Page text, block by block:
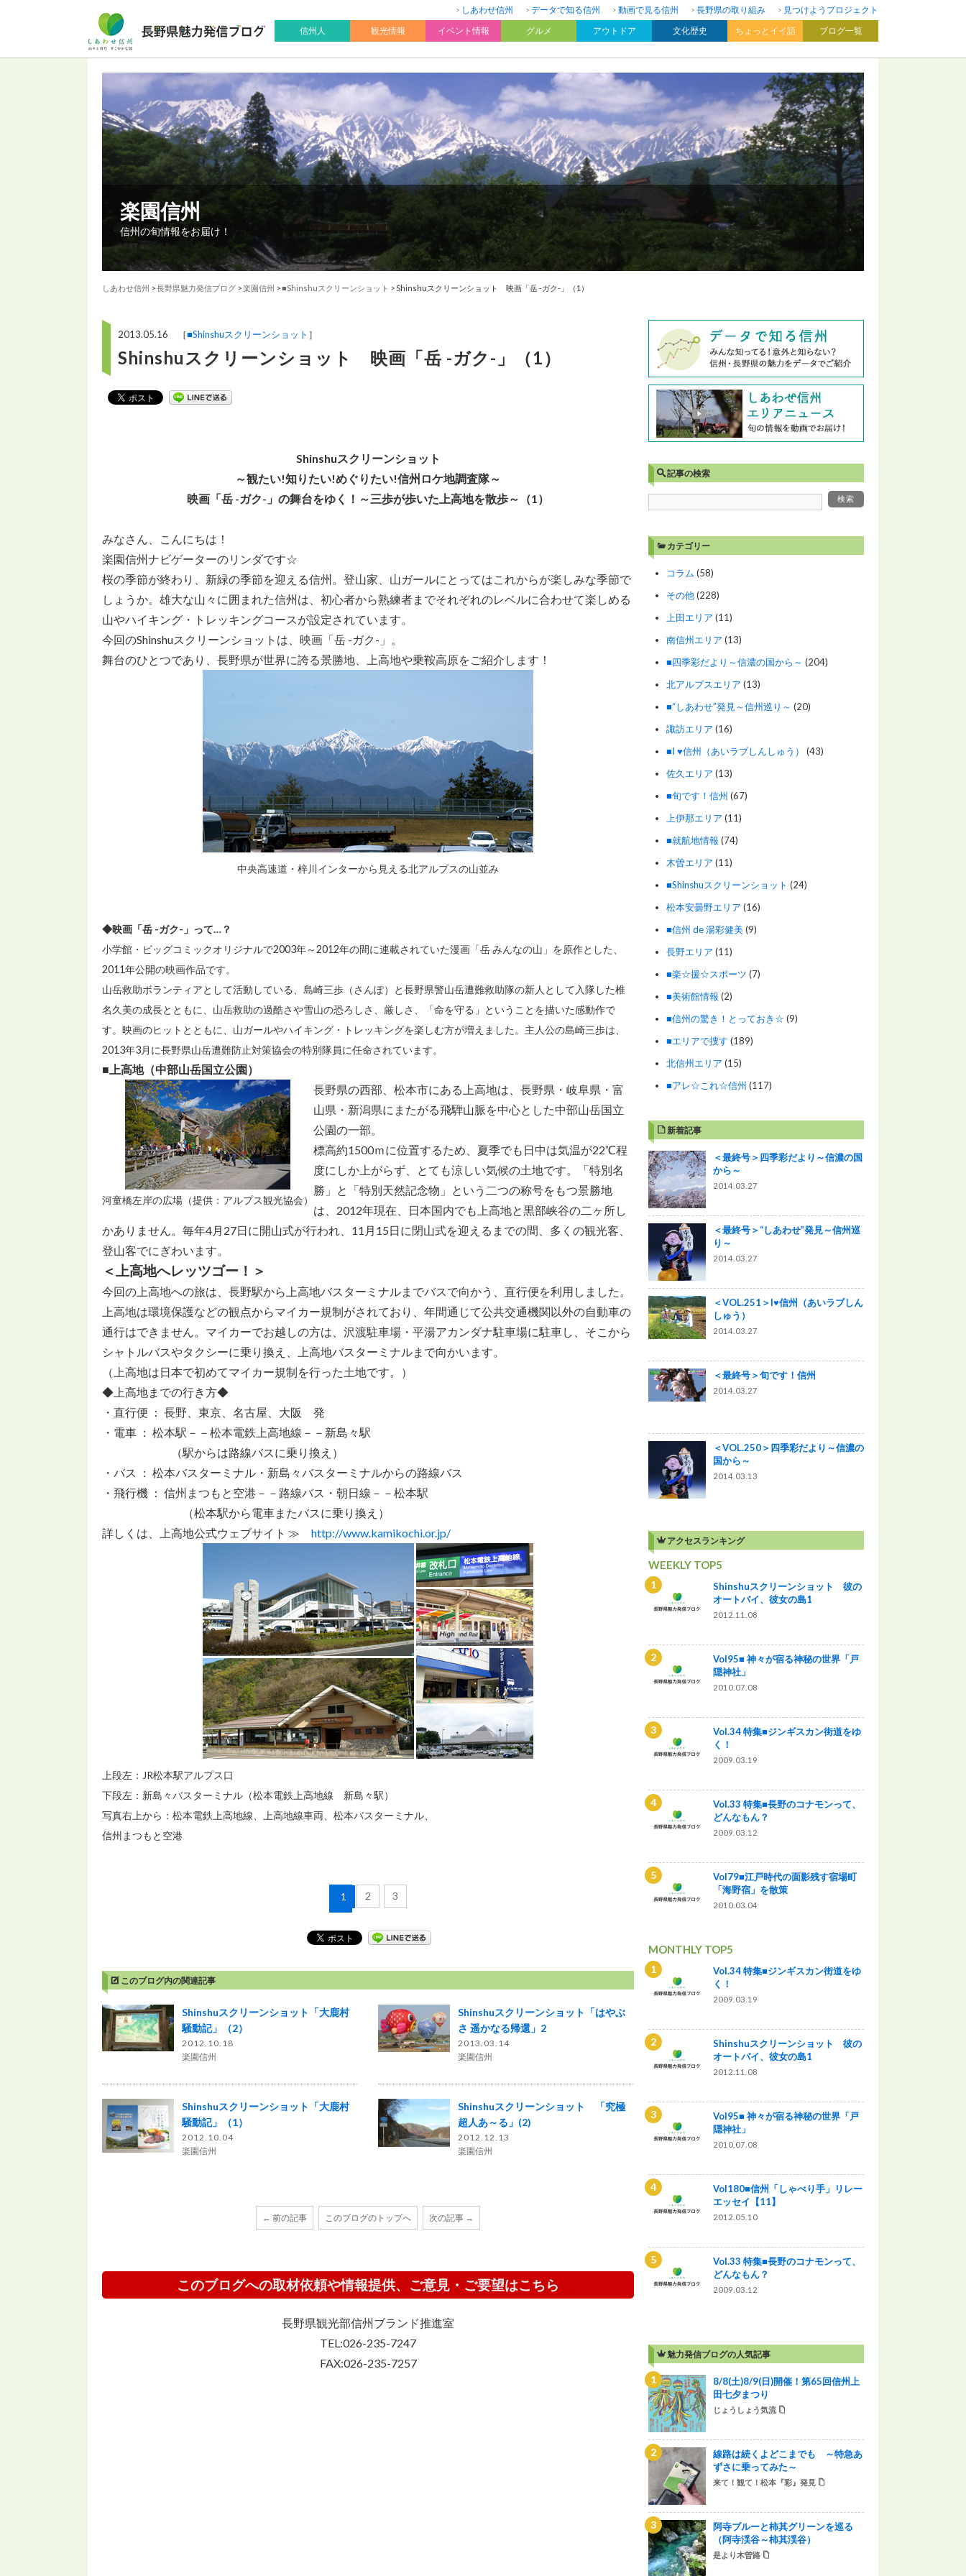
しあわせ信州 データで知る信州 動画で見る信州 長野県の取り組み
見つけようプロジェクト
信州人
観光情報 イベント情報 グルメ アウトドア 文化歴史 ちょっとイイ話 ブログ一覧
楽園信州
信州の旬情報をお届け！
しあわせ信州 >長野県魅力発信ブログ >楽園信州 >■Shinshuスクリーンショット > Shinshuスクリーンショット 映画「岳 -ガク-」（1）
2013.05.16 ［■Shinshuスクリーンショット ］
Shinshuスクリーンショット 映画「岳 -ガク-」（1）
Shinshuスクリーンショット
～観たい!知りたい!めぐりたい!信州ロケ地調査隊～
映画「岳 -ガク-」の舞台をゆく！～三歩が歩いた上高地を散歩～（1）
みなさん、こんにちは！
楽園信州ナビゲーターのリンダです☆
桜の季節が終わり、新緑の季節を迎える信州。登山家、山ガールにとってはこれからが楽しみな季節で
しょうか。雄大な山々に囲まれた信州は、初心者から熟練者までそれぞれのレベルに合わせて楽しめる
山やハイキング・トレッキングコースが設定されています。
今回のShinshuスクリーンショットは、映画「岳 -ガク-」。
舞台のひとつであり、長野県が世界に誇る景勝地、上高地や乗鞍高原をご紹介します！
中央高速道・梓川インターから見える北アルプスの山並み
◆映画「岳 -ガク-」って…？
小学館・ビッグコミックオリジナルで2003年～2012年の間に連載されていた漫画「岳 みんなの山」を原作とした、
2011年公開の映画作品です。
山岳救助ボランティアとして活動している、島崎三歩（さんぽ）と長野県警山岳遭難救助隊の新人として入隊した椎
名久美の成長とともに、山岳救助の過酷さや雪山の恐ろしさ、厳しさ、「命を守る」ということを描いた感動作で
す。映画のヒットとともに、山ガールやハイキング・トレッキングを楽しむ方が増えました。主人公の島崎三歩は、
2013年3月に長野県山岳遭難防止対策協会の特別隊員に任命されています。
■上高地（中部山岳国立公園）
河童橋左岸の広場（提供：アルプス観光協会）
長野県の西部、松本市にある上高地は、長野県・岐阜県・富
山県・新潟県にまたがる飛騨山脈を中心とした中部山岳国立
公園の一部。
標高約1500ｍに位置するため、夏季でも日中は気温が22℃程
度にしか上がらず、とても涼しい気候の土地です。「特別名
勝」と「特別天然記念物」という二つの称号をもつ景勝地
は、2012年現在、日本国内でも上高地と黒部峡谷の二ヶ所し
かありません。毎年4月27日に開山式が行われ、11月15日に閉山式を迎えるまでの間、多くの観光客、
登山客でにぎわいます。
＜上高地へレッツゴー！＞
今回の上高地への旅は、長野駅から上高地バスターミナルまでバスで向かう、直行便を利用しました。
上高地は環境保護などの観点からマイカー規制がされており、年間通じて公共交通機関以外の自動車の
通行はできません。マイカーでお越しの方は、沢渡駐車場・平湯アカンダナ駐車場に駐車し、そこから
シャトルバスやタクシーに乗り換え、上高地バスターミナルまで向かいます。
（上高地は日本で初めてマイカー規制を行った土地です。）
◆上高地までの行き方◆
・直行便 ： 長野、東京、名古屋、大阪 発
・電車 ： 松本駅－－松本電鉄上高地線－－新島々駅
（駅からは路線バスに乗り換え）
・バス ： 松本バスターミナル・新島々バスターミナルからの路線バス
・飛行機 ： 信州まつもと空港－－路線バス・朝日線－－松本駅
（松本駅から電車またバスに乗り換え）
詳しくは、上高地公式ウェブサイト ≫ http://www.kamikochi.or.jp/
上段左：JR松本駅アルプス口
下段左：新島々バスターミナル（松本電鉄上高地線 新島々駅）
写真右上から：松本電鉄上高地線、上高地線車両、松本バスターミナル、
信州まつもと空港
1 2 3
このブログ内の関連記事
Shinshuスクリーンショット「大鹿村
騒動記」（2）
2012.10.18
楽園信州
Shinshuスクリーンショット「はやぶ
さ 遥かなる帰還」2
2013.03.14
楽園信州
Shinshuスクリーンショット「大鹿村
騒動記」（1）
2012.10.04
楽園信州
Shinshuスクリーンショット 「究極
超人あ～る」(2)
2012.12.13
楽園信州
← 前の記事 このブログのトップへ 次の記事 →
このブログへの取材依頼や情報提供、ご意見・ご要望はこちら
長野県観光部信州ブランド推進室
TEL:026-235-7247
FAX:026-235-7257
記事の検索
カテゴリー
コラム (58)
その他(228)
上田エリア (11)
南信州エリア (13)
■四季彩だより～信濃の国から～ (204)
北アルプスエリア (13)
■“しあわせ”発見～信州巡り～ (20)
諏訪エリア (16)
■I ♥信州（あいラブしんしゅう）
(43)
佐久エリア (13)
■旬です！信州 (67)
上伊那エリア (11)
■就航地情報 (74)
木曽エリア (11)
■Shinshuスクリーンショット (24)
松本安曇野エリア (16)
■信州 de 湯彩健美(9)
長野エリア (11)
■楽☆援☆スポーツ (7)
■美術館情報 (2)
■信州の驚き！とっておき☆ (9)
■エリアで捜す (189)
北信州エリア (15)
■アレ☆これ☆信州 (117)
新着記事
＜最終号＞四季彩だより～信濃の国
から～
2014.03.27
＜最終号＞“しあわせ”発見～信州巡
り～
2014.03.27
＜VOL.251＞I♥信州（あいラブしん
しゅう）
2014.03.27
＜最終号＞旬です！信州
2014.03.27
＜VOL.250＞四季彩だより～信濃の
国から～
2014.03.13
アクセスランキング
WEEKLY TOP5
Shinshuスクリーンショット 彼の
オートバイ、彼女の島1
2012.11.08
Vol95■ 神々が宿る神秘の世界「戸
隠神社」
2010.07.08
Vol.34 特集■ジンギスカン街道をゆ
く！
2009.03.19
Vol.33 特集■長野のコナモンって、
どんなもん？
2009.03.12
Vol79■江戸時代の面影残す宿場町
「海野宿」を散策
2010.03.04
MONTHLY TOP5
Vol.34 特集■ジンギスカン街道をゆ
く！
2009.03.19
Shinshuスクリーンショット 彼の
オートバイ、彼女の島1
2012.11.08
Vol95■ 神々が宿る神秘の世界「戸
隠神社」
2010.07.08
Vol180■信州「しゃべり手」リレー
エッセイ【11】
2012.05.10
Vol.33 特集■長野のコナモンって、
どんなもん？
2009.03.12
魅力発信ブログの人気記事
8/8(土)8/9(日)開催！第65回信州上
田七夕まつり
じょうしょう気流
線路は続くよどこまでも ～特急あ
ずさに乗ってみた～
来て！観て！松本『彩』発見
阿寺ブルーと柿其グリーンを巡る
（阿寺渓谷～柿其渓谷）
是より木曽路